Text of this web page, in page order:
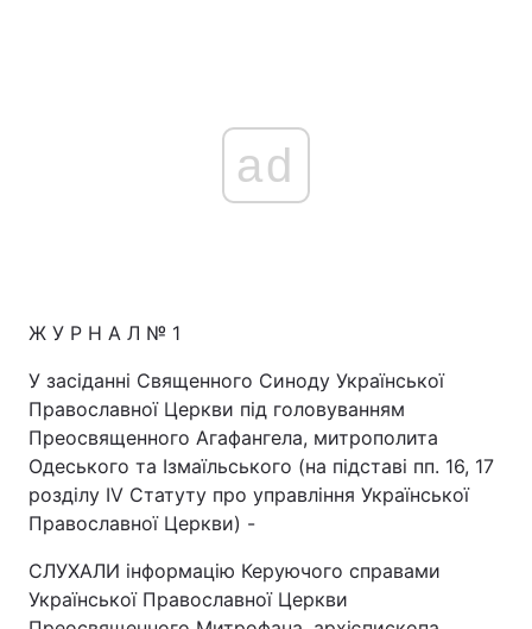
ad
Ж У Р Н А Л № 1
У засіданні Священного Синоду Української
Православної Церкви під головуванням
Преосвященного Агафангела, митрополита
Одеського та Ізмаїльського (на підставі пп. 16, 17
розділу IV Статуту про управління Української
Православної Церкви) -
СЛУХАЛИ інформацію Керуючого справами
Української Православної Церкви